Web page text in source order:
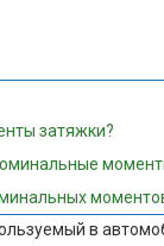
затяжки?
в